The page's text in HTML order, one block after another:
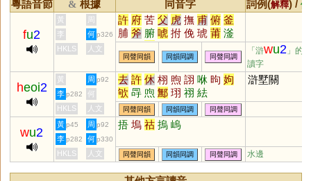
粵語音節 & 根據 同音字 詞例(解釋) /
fu2
黃 周 許 府 苦 父 虎 撫 甫 俯 釜
脯 斧 腑 唬 拊 俛 琥 莆 滏
楛 黼 簠 頫 蚥 暊 殕 汻 柎
嘸 蜅 軵 郙 弣
李 何 p326
HKLS 人文
同聲同韻 同韻同調 同聲同調
「滸wu2 」的
讀字
heoi2
黃 周 p92 去 許 休 栩 煦 詡 咻 昫 姁
欨 冔 喣 鄦 珝 祤 紶
滸墅關
李 p282
何
HKLS
人文 同聲同韻 同韻同調 同聲同調
wu2
黃 p45 周 p92 捂 塢 祜 摀 嵨
李 p282 何 p330
HKLS 人文 同聲同韻 同韻同調 同聲同調 水邊